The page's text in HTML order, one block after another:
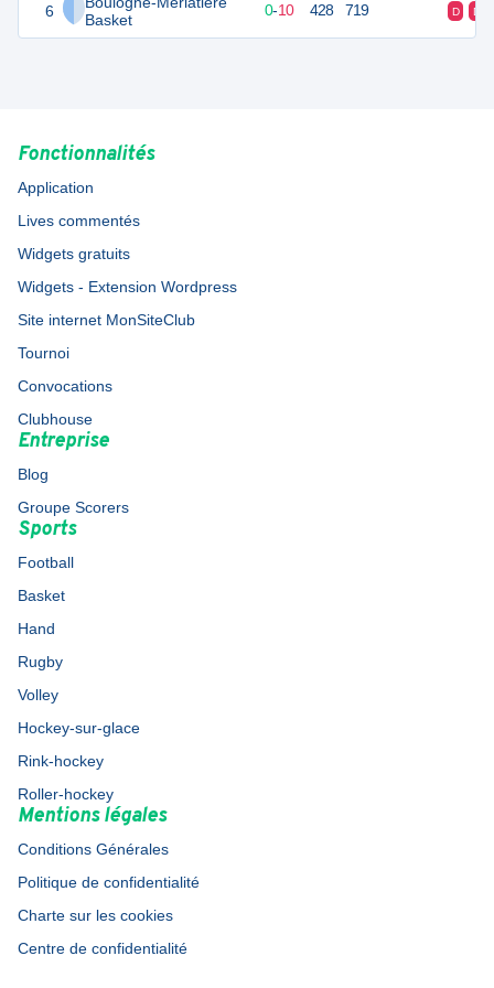
6
Basket
10 0-10 428 719 D D
Fonctionnalités
Application
Lives commentés
Widgets gratuits
Widgets - Extension Wordpress
Site internet MonSiteClub
Tournoi
Convocations
Clubhouse
Entreprise
Blog
Groupe Scorers
Sports
Football
Basket
Hand
Rugby
Volley
Hockey-sur-glace
Rink-hockey
Roller-hockey
Mentions légales
Conditions Générales
Politique de confidentialité
Charte sur les cookies
Centre de confidentialité